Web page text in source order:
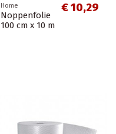
Home
Noppenfolie
100 cm x 10 m
€ 10,29